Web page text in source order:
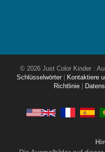
© 2026 Just Color Kinder :
Schlüsselwörter
Kontaktiere
Richtlinie